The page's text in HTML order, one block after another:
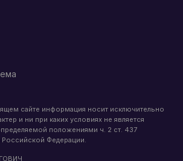
сайте информация носит исключительно
и ни при каких условиях не является
положениями ч. 2 ст. 437
Российской Федерации.